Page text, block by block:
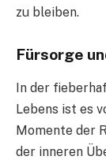
zu bleiben.
Fürsorge
In der
Lebens ist es
Momente der
der inneren